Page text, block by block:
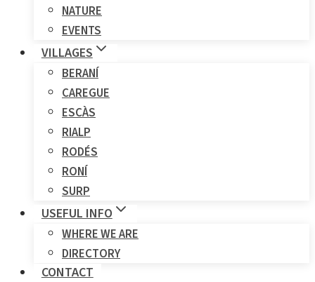
NATURE
EVENTS
VILLAGES
BERANÍ
CAREGUE
ESCÀS
RIALP
RODÉS
RONÍ
SURP
USEFUL INFO
WHERE WE ARE
DIRECTORY
CONTACT